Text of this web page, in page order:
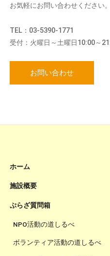
お気軽にお問い合わせください。
TEL：03-5390-1771
受付：火曜日～土曜日10:00～
お問い合わせ
ホーム
施設概要
ぷらざ質問箱
NPO活動の道しるべ
ボランティア活動の道しるべ